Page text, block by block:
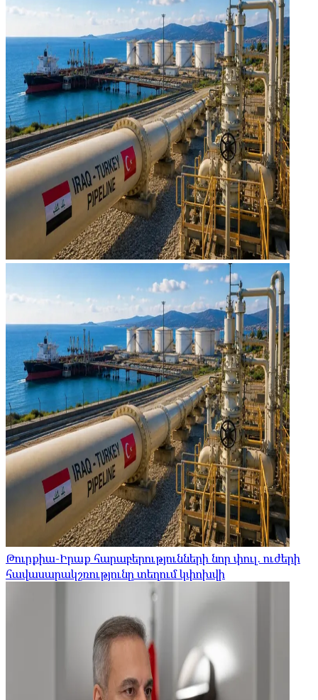
Թուրքիա-Իրաք հարաբերությունների նոր փուլ. ուժերի
հավասարակշռությունը տեղում կփոխվի